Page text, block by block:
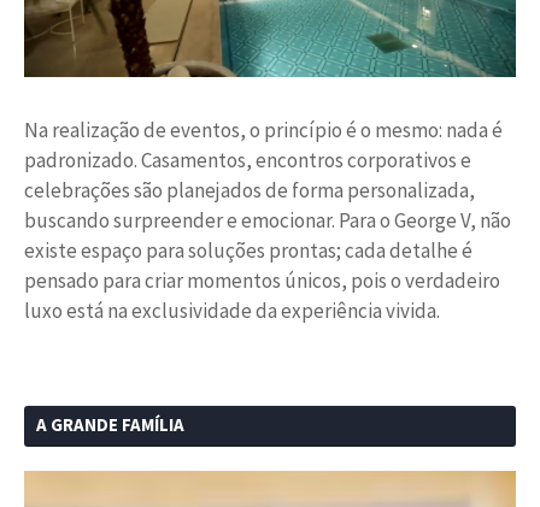
Na realização de eventos, o princípio é o mesmo: nada é
padronizado. Casamentos, encontros corporativos e
celebrações são planejados de forma personalizada,
buscando surpreender e emocionar. Para o George V, não
existe espaço para soluções prontas; cada detalhe é
pensado para criar momentos únicos, pois o verdadeiro
luxo está na exclusividade da experiência vivida.
A GRANDE FAMÍLIA